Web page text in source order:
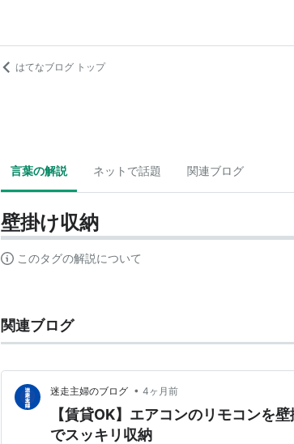
はてなブログ トップ
言葉の解説 ネットで話題 関連ブログ
壁掛け収納
このタグの解説について
関連ブログ
迷走主婦のブログ • 4ヶ月前
【賃貸OK】エアコンのリモコンを
でスッキリ収納